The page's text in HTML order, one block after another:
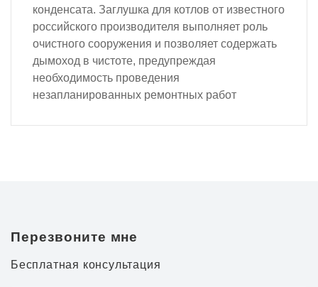
конденсата. Заглушка для котлов от известного
российского производителя выполняет роль
очистного сооружения и позволяет содержать
дымоход в чистоте, предупреждая
необходимость проведения
незапланированных ремонтных работ
Перезвоните мне
Бесплатная консультация